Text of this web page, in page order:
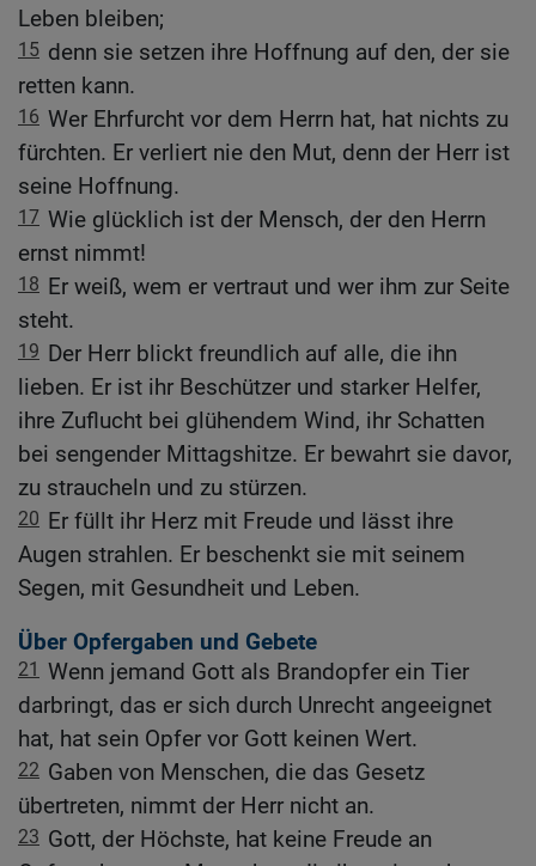
Leben bleiben;
15 denn sie setzen ihre Hoffnung auf den, der sie
retten kann.
16 Wer Ehrfurcht vor dem Herrn hat, hat nichts zu
fürchten. Er verliert nie den Mut, denn der Herr ist
seine Hoffnung.
17 Wie glücklich ist der Mensch, der den Herrn
ernst nimmt!
18 Er weiß, wem er vertraut und wer ihm zur Seite
steht.
19 Der Herr blickt freundlich auf alle, die ihn
lieben. Er ist ihr Beschützer und starker Helfer,
ihre Zuflucht bei glühendem Wind, ihr Schatten
bei sengender Mittagshitze. Er bewahrt sie davor,
zu straucheln und zu stürzen.
20 Er füllt ihr Herz mit Freude und lässt ihre
Augen strahlen. Er beschenkt sie mit seinem
Segen, mit Gesundheit und Leben.
Über Opfergaben und Gebete
21 Wenn jemand Gott als Brandopfer ein Tier
darbringt, das er sich durch Unrecht angeeignet
hat, hat sein Opfer vor Gott keinen Wert.
22 Gaben von Menschen, die das Gesetz
übertreten, nimmt der Herr nicht an.
23 Gott, der Höchste, hat keine Freude an